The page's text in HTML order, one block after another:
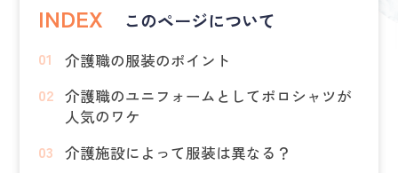
INDEX このページについて
介護職の服装のポイント
介護職のユニフォームとしてポロシャツが
人気のワケ
介護施設によって服装は異なる？